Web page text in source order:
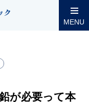
MENU
期についてのQ&A 成長
が必要って本